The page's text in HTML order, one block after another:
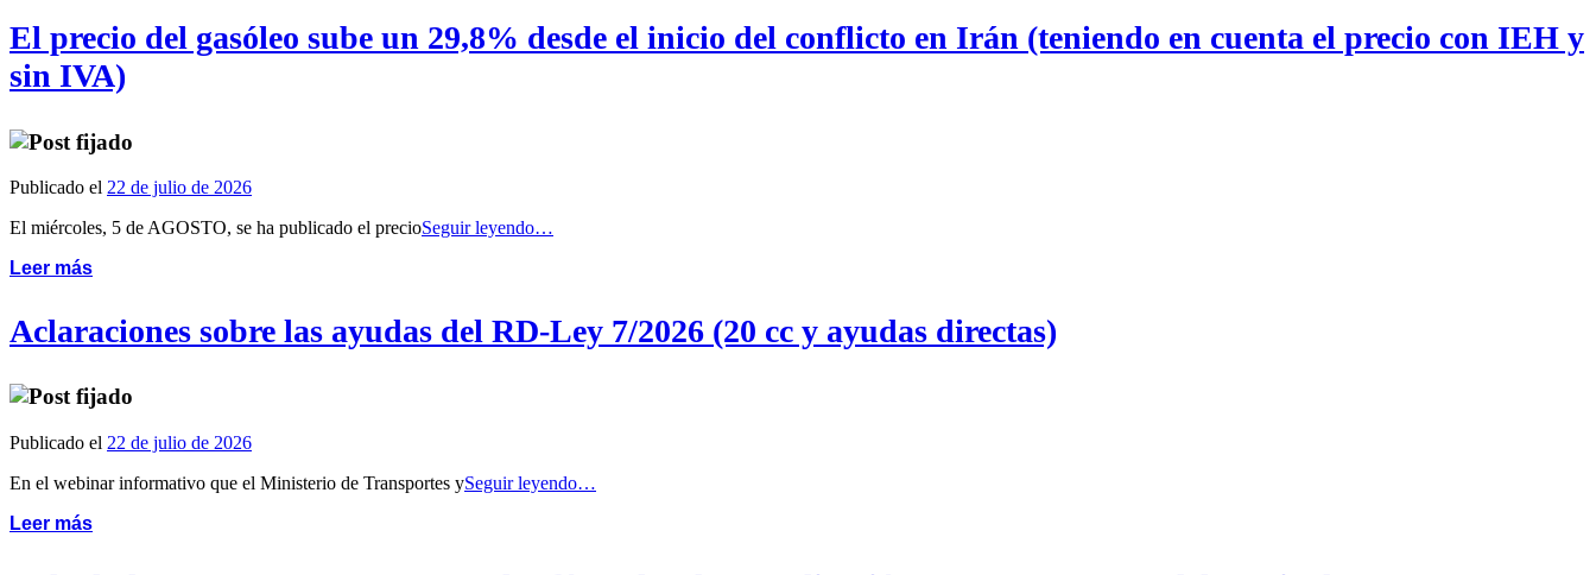
El precio del gasóleo sube un 29,8% desde el inicio del conflicto en Irán (teniendo en cuenta el precio con IEH y
sin IVA)
Publicado el 22 de julio de 2026
El miércoles, 5 de AGOSTO, se ha publicado el precioSeguir leyendo…
Leer más
Aclaraciones sobre las ayudas del RD-Ley 7/2026 (20 cc y ayudas directas)
Publicado el 22 de julio de 2026
En el webinar informativo que el Ministerio de Transportes ySeguir leyendo…
Leer más